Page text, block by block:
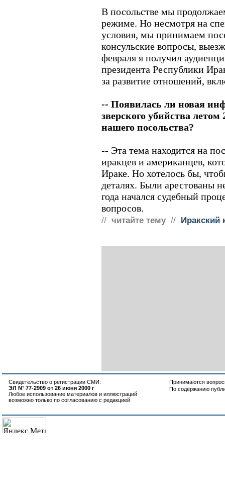
В посольстве мы
режиме. Но несмотря на
условия, мы принимаем
консульские вопросы,
февраля я получил
президента Республики
за развитие отношений,
-- Появилась ли новая
зверского убийства летом
нашего посольства?
-- Эта тема находится на
иракцев и американцев,
Ираке. Но хотелось бы,
деталях. Были арестованы
года начался судебный
вопросов.
// читайте тему // Иракский
Свидетельство о регистрации СМИ:
ЭЛ N° 77-2909 от 26 июня 2000 г
Любое использование материалов и иллюстраций
возможно только по согласованию с редакцией
Принимаются
По содержанию